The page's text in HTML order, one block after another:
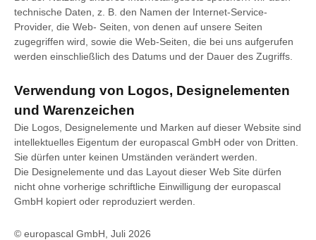
technische Daten, z. B. den Namen der Internet-Service-
Provider, die Web- Seiten, von denen auf unsere Seiten
zugegriffen wird, sowie die Web-Seiten, die bei uns aufgerufen
werden einschließlich des Datums und der Dauer des Zugriffs.
Verwendung von Logos, Designelementen
und Warenzeichen
Die Logos, Designelemente und Marken auf dieser Website sind
intellektuelles Eigentum der europascal GmbH oder von Dritten.
Sie dürfen unter keinen Umständen verändert werden.
Die Designelemente und das Layout dieser Web Site dürfen
nicht ohne vorherige schriftliche Einwilligung der europascal
GmbH kopiert oder reproduziert werden.
© europascal GmbH, Juli 2026